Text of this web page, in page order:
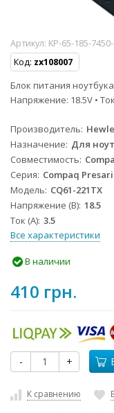
Артикул: KP-65-185-
Код: zx108007
Блок питания
Напряжение: 18.5V •
Производитель
Назначение Для
Совместимость
Серия Compaq
Модель CQ61-221TX
Напряжение (В) 18.5
Ток (А) 3.5
Все характеристики
В наличии
410 грн.
- +
К сравнению